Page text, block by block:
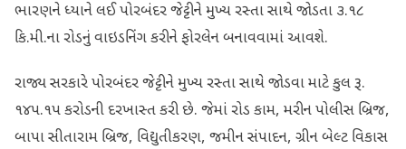
ભારણને ધ્યાને લઈ પોરબંદર જેટ્ટીને મુખ્ય રસ્તા સાથે જોડતા ૩.૧૮
કિ.મી.ના રોડનું વાઇડનિંગ કરીને ફોરલેન બનાવવામાં આવશે.
રાજ્ય સરકારે પોરબંદર જેટ્ટીને મુખ્ય રસ્તા સાથે જોડવા માટે કુલ રૂ.
૧૪૫.૧૫ કરોડની દરખાસ્ત કરી છે. જેમાં રોડ કામ, મરીન પોલીસ બ્રિજ,
બાપા સીતારામ બ્રિજ, વિદ્યુતીકરણ, જમીન સંપાદન, ગ્રીન બેલ્ટ વિકાસ